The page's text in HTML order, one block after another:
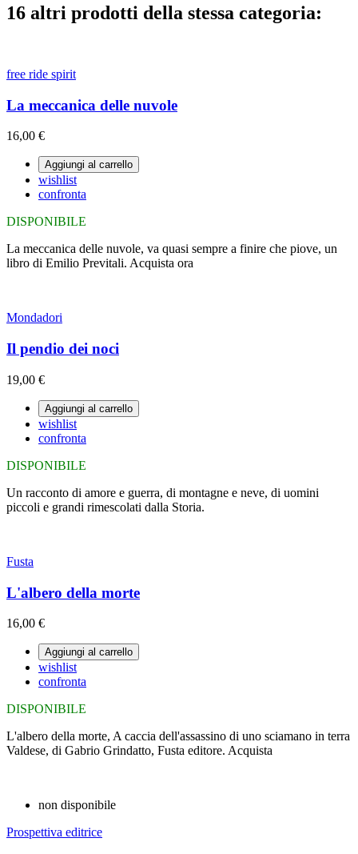
16 altri prodotti della stessa categoria:
free ride spirit
La meccanica delle nuvole
16,00 €
Aggiungi al carrello
wishlist
confronta
DISPONIBILE
La meccanica delle nuvole, va quasi sempre a finire che piove, un
libro di Emilio Previtali. Acquista ora
Mondadori
Il pendio dei noci
19,00 €
Aggiungi al carrello
wishlist
confronta
DISPONIBILE
Un racconto di amore e guerra, di montagne e neve, di uomini
piccoli e grandi rimescolati dalla Storia.
Fusta
L'albero della morte
16,00 €
Aggiungi al carrello
wishlist
confronta
DISPONIBILE
L'albero della morte, A caccia dell'assassino di uno sciamano in terra
Valdese, di Gabrio Grindatto, Fusta editore. Acquista
non disponibile
Prospettiva editrice